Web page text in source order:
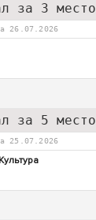
за 3 место
26.07.2026
за 5 место
25.07.2026